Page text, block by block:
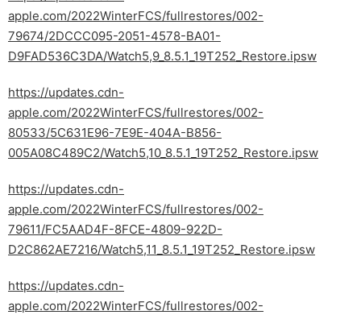
apple.com/2022WinterFCS/fullrestores/002-
79674/2DCCC095-2051-4578-BA01-
D9FAD536C3DA/Watch5,9_8.5.1_19T252_Restore.ipsw
https://updates.cdn-
apple.com/2022WinterFCS/fullrestores/002-
80533/5C631E96-7E9E-404A-B856-
005A08C489C2/Watch5,10_8.5.1_19T252_Restore.ipsw
https://updates.cdn-
apple.com/2022WinterFCS/fullrestores/002-
79611/FC5AAD4F-8FCE-4809-922D-
D2C862AE7216/Watch5,11_8.5.1_19T252_Restore.ipsw
https://updates.cdn-
apple.com/2022WinterFCS/fullrestores/002-